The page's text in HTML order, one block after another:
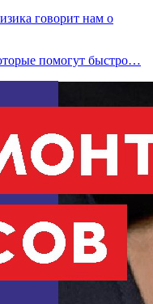
говорит нам о
помогут быстро…